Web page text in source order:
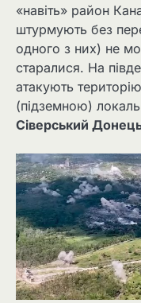
«навіть» район
штурмують без
одного з них) не
старалися. На
атакують
(підземною)
Сіверський